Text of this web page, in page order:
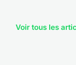
Voir tous les